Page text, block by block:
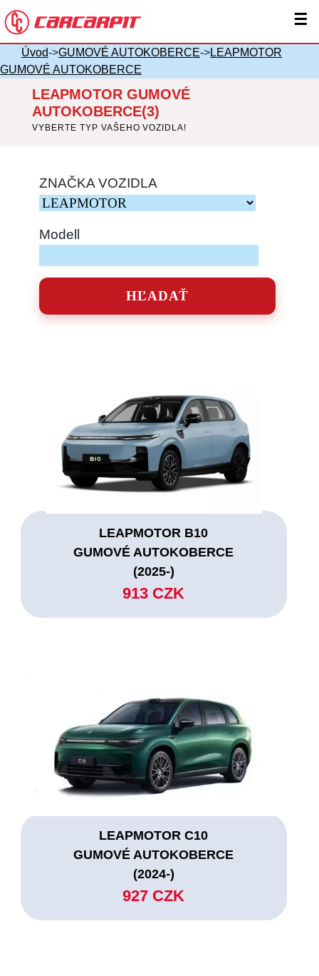
☰
Úvod->GUMOVÉ AUTOKOBERCE->LEAPMOTOR
GUMOVÉ AUTOKOBERCE
LEAPMOTOR GUMOVÉ
AUTOKOBERCE(3)
VYBERTE TYP VAŠEHO VOZIDLA!
ZNAČKA VOZIDLA
Modell
HĽADAŤ
LEAPMOTOR B10
GUMOVÉ AUTOKOBERCE
(2025-)
913 CZK
LEAPMOTOR C10
GUMOVÉ AUTOKOBERCE
(2024-)
927 CZK